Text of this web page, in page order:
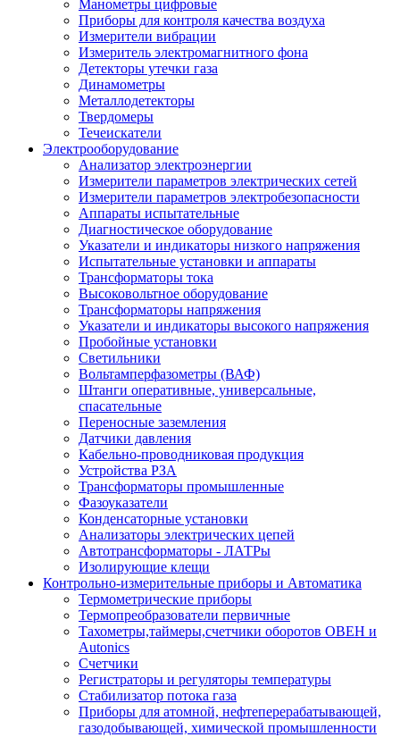
Манометры цифровые
Приборы для контроля качества воздуха
Измерители вибрации
Измеритель электромагнитного фона
Детекторы утечки газа
Динамометры
Металлодетекторы
Твердомеры
Течеискатели
Электрооборудование
Анализатор электроэнергии
Измерители параметров электрических сетей
Измерители параметров электробезопасности
Аппараты испытательные
Диагностическое оборудование
Указатели и индикаторы низкого напряжения
Испытательные установки и аппараты
Трансформаторы тока
Высоковольтное оборудование
Трансформаторы напряжения
Указатели и индикаторы высокого напряжения
Пробойные установки
Светильники
Вольтамперфазометры (ВАФ)
Штанги оперативные, универсальные,
спасательные
Переносные заземления
Датчики давления
Кабельно-проводниковая продукция
Устройства РЗА
Трансформаторы промышленные
Фазоуказатели
Конденсаторные установки
Анализаторы электрических цепей
Автотрансформаторы - ЛАТРы
Изолирующие клещи
Контрольно-измерительные приборы и Автоматика
Термометрические приборы
Термопреобразователи первичные
Тахометры,таймеры,счетчики оборотов ОВЕН и
Autonics
Счетчики
Регистраторы и регуляторы температуры
Стабилизатор потока газа
Приборы для атомной, нефтеперерабатывающей,
газодобывающей, химической промышленности